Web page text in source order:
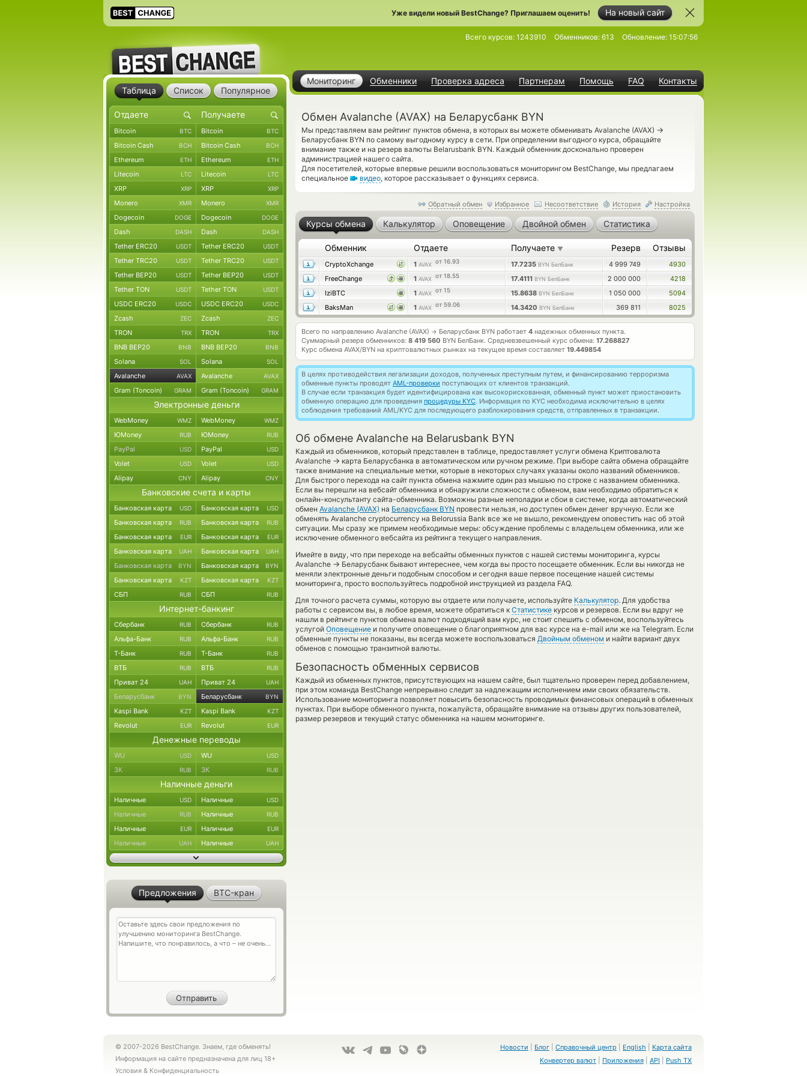
На новый сайт
Уже видели новый BestChange? Приглашаем оценить!
Мониторинг Обменники Проверка адреса Партнерам Помощь FAQ Контакты
Всего курсов: 1243910 Обменников: 613 Обновление: 15:07:56
Обмен Avalanche (AVAX) на Беларусбанк BYN
Мы представляем вам рейтинг пунктов обмена, в которых вы можете обменивать Avalanche (AVAX) →
Беларусбанк BYN по самому выгодному курсу в сети. При определении выгодного курса, обращайте
внимание также и на резерв валюты Belarusbank BYN. Каждый обменник досконально проверен
администрацией нашего сайта.
Для посетителей, которые впервые решили воспользоваться мониторингом BestChange, мы предлагаем
специальное
видео, которое рассказывает о функциях сервиса.
Обратный обмен Избранное Несоответствие История Настройка
Курсы обмена Калькулятор Оповещение Двойной обмен Статистика
Обменник Отдаете Получаете ▼ Резерв Отзывы
CryptoXchange 1 AVAX от 16.93 17.7235 BYN БелБанк 4 999 749
4930
FreeChange
1 AVAX от 18.55 17.4111 BYN БелБанк 2 000 000
4218
IziBTC
1 AVAX от 15 15.8638 BYN БелБанк 1 050 000
5094
BaksMan
1 AVAX от 59.06 14.3420 BYN БелБанк 369 811 8025
Всего по направлению Avalanche (AVAX) → Беларусбанк BYN работает 4 надежных обменных пункта.
Суммарный резерв обменников: 8 419 560 BYN БелБанк. Средневзвешенный курс обмена: 17.268827
Курс обмена AVAX/BYN на криптовалютных рынках на текущее время составляет 19.449854
В целях противодействия легализации доходов, полученных преступным путем, и финансированию терроризма
обменные пункты проводят AML-проверки поступающих от клиентов транзакций.
В случае если транзакция будет идентифицирована как высокорискованная, обменный пункт может приостановить
обменную операцию для проведения процедуры KYC. Информация по KYC необходима исключительно в целях
соблюдения требований AML/KYC для последующего разблокирования средств, отправленных в транзакции.
Об обмене Avalanche на Belarusbank BYN
Каждый из обменников, который представлен в таблице, предоставляет услуги обмена Криптовалюта
Avalanche → карта Беларусбанка в автоматическом или ручном режиме. При выборе сайта обмена обращайте
также внимание на специальные метки, которые в некоторых случаях указаны около названий обменников.
Для быстрого перехода на сайт пункта обмена нажмите один раз мышью по строке с названием обменника.
Если вы перешли на вебсайт обменника и обнаружили сложности с обменом, вам необходимо обратиться к
онлайн-консультанту сайта-обменника. Возможны разные неполадки и сбои в системе, когда автоматический
обмен Avalanche (AVAX) на Беларусбанк BYN провести нельзя, но доступен обмен денег вручную. Если же
обменять Avalanche cryptocurrency на Belorussia Bank все же не вышло, рекомендуем оповестить нас об этой
ситуации. Мы сразу же примем необходимые меры: обсуждение проблемы с владельцем обменника, или же
исключение обменного вебсайта из рейтинга текущего направления.
Имейте в виду, что при переходе на вебсайты обменных пунктов с нашей системы мониторинга, курсы
Avalanche → Беларусбанк бывают интереснее, чем когда вы просто посещаете обменник. Если вы никогда не
меняли электронные деньги подобным способом и сегодня ваше первое посещение нашей системы
мониторинга, просто воспользуйтесь подробной инструкцией из раздела FAQ.
Для точного расчета суммы, которую вы отдаете или получаете, используйте Калькулятор. Для удобства
работы с сервисом вы, в любое время, можете обратиться к Статистике курсов и резервов. Если вы вдруг не
нашли в рейтинге пунктов обмена валют подходящий вам курс, не стоит спешить с обменом, воспользуйтесь
услугой Оповещение и получите оповещение о благоприятном для вас курсе на e-mail или же на Telegram. Если
обменные пункты не показаны, вы всегда можете воспользоваться Двойным обменом и найти вариант двух
обменов с помощью транзитной валюты.
Безопасность обменных сервисов
Каждый из обменных пунктов, присутствующих на нашем сайте, был тщательно проверен перед добавлением,
при этом команда BestChange непрерывно следит за надлежащим исполнением ими своих обязательств.
Использование мониторинга позволяет повысить безопасность проводимых финансовых операций в обменных
пунктах. При выборе обменного пункта, пожалуйста, обращайте внимание на отзывы других пользователей,
размер резервов и текущий статус обменника на нашем мониторинге.
Таблица Список Популярное
Bitcoin BTC Bitcoin BTC
Bitcoin Cash BCH Bitcoin Cash BCH
Ethereum ETH Ethereum ETH
Litecoin LTC Litecoin LTC
XRP XRP XRP XRP
Monero XMR Monero XMR
Dogecoin DOGE Dogecoin DOGE
Dash DASH Dash DASH
Tether ERC20 USDT Tether ERC20 USDT
Tether TRC20 USDT Tether TRC20 USDT
Tether BEP20 USDT Tether BEP20 USDT
Tether TON USDT Tether TON USDT
USDC ERC20 USDC USDC ERC20 USDC
Zcash ZEC Zcash ZEC
TRON TRX TRON TRX
BNB BEP20 BNB BNB BEP20 BNB
Solana SOL Solana SOL
Avalanche AVAX Avalanche AVAX
Gram (Toncoin) GRAM Gram (Toncoin) GRAM
Электронные деньги
WebMoney WMZ WebMoney WMZ
ЮMoney RUB ЮMoney RUB
PayPal USD PayPal USD
Volet USD Volet USD
Alipay CNY Alipay CNY
Банковские счета и карты
Банковская карта USD Банковская карта USD
Банковская карта RUB Банковская карта RUB
Банковская карта EUR Банковская карта EUR
Банковская карта UAH Банковская карта UAH
Банковская карта BYN Банковская карта BYN
Банковская карта KZT Банковская карта KZT
СБП RUB СБП RUB
Интернет-банкинг
Сбербанк RUB Сбербанк RUB
Альфа-Банк RUB Альфа-Банк RUB
Т-Банк RUB Т-Банк RUB
ВТБ RUB ВТБ RUB
Приват 24 UAH Приват 24 UAH
Беларусбанк BYN Беларусбанк BYN
Kaspi Bank KZT Kaspi Bank KZT
Revolut EUR Revolut EUR
Денежные переводы
WU USD WU USD
ЗК RUB ЗК RUB
Наличные деньги
Наличные USD Наличные USD
Наличные RUB Наличные RUB
Наличные EUR Наличные EUR
Наличные UAH Наличные UAH
Предложения BTC-кран
© 2007-2026 BestChange. Знаем, где обменять!
Информация на сайте предназначена для лиц 18+
Условия & Конфиденциальность
Новости Блог Справочный центр English
Карта сайта
Конвертер валют
Приложения API Push TX